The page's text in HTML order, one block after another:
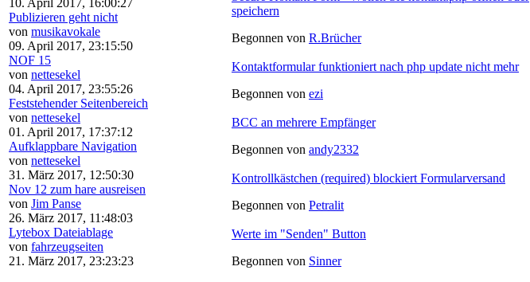
10. April 2017, 16:00:27
Publizieren geht nicht
von musikavokale
09. April 2017, 23:15:50
NOF 15
von nettesekel
04. April 2017, 23:55:26
Feststehender Seitenbereich
von nettesekel
01. April 2017, 17:37:12
Aufklappbare Navigation
von nettesekel
31. März 2017, 12:50:30
Nov 12 zum hare ausreisen
von Jim Panse
26. März 2017, 11:48:03
Lytebox Dateiablage
von fahrzeugseiten
21. März 2017, 23:23:23
speichern
Begonnen von R.Brücher
Kontaktformular funktioniert nach php update nicht mehr
Begonnen von ezi
BCC an mehrere Empfänger
Begonnen von andy2332
Kontrollkästchen (required) blockiert Formularversand
Begonnen von Petralit
Werte im "Senden" Button
Begonnen von Sinner